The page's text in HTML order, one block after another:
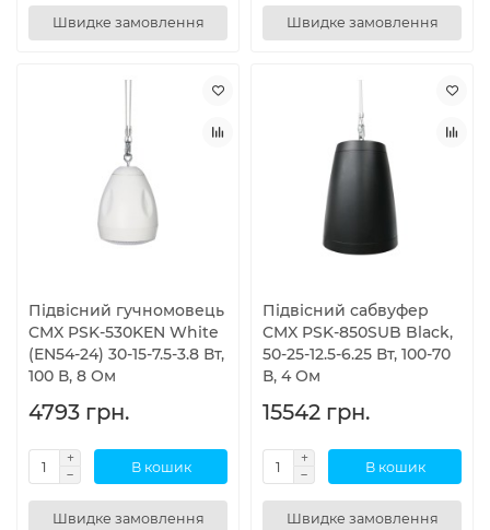
Швидке замовлення Швидке замовлення
Підвісний гучномовець
CMX PSK-530KEN White
(EN54-24) 30-15-7.5-3.8 Вт,
100 В, 8 Ом
4793 грн.
В кошик
Швидке замовлення
Підвісний сабвуфер
CMX PSK-850SUB Black,
50-25-12.5-6.25 Вт, 100-70
В, 4 Ом
15542 грн.
В кошик
Швидке замовлення